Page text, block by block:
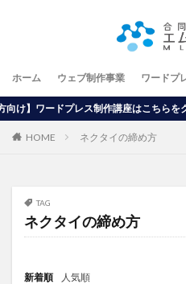
ホーム ウェブ制作事業 ワードプ
作講座はこちらをクリック▶
HOME ネクタイの締め方
TAG
ネクタイの締め方
新着順 人気順